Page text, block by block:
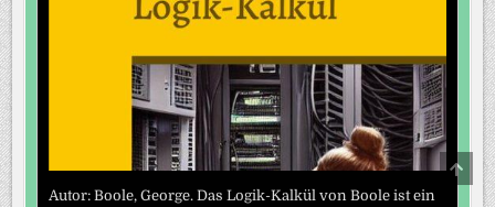
Autor: Boole, George. Das Logik-Kalkül von Boole ist ein
TO
TOP